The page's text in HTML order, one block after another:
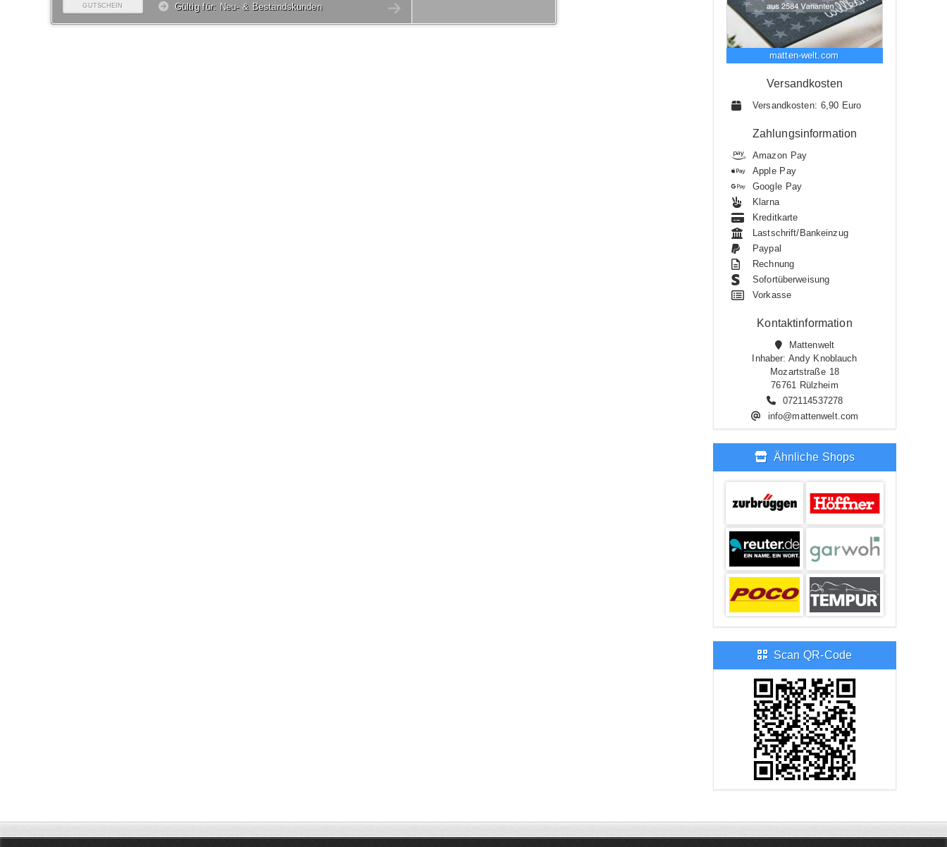
GUTSCHEIN
Gültig für: Neu- & Bestandskunden
matten-welt.com
Versandkosten
Versandkosten: 6,90 Euro
Zahlungsinformation
Amazon Pay
Apple Pay
Google Pay
Klarna
Kreditkarte
Lastschrift/Bankeinzug
Paypal
Rechnung
Sofortüberweisung
Vorkasse
Kontaktinformation
Mattenwelt
Inhaber: Andy Knoblauch
Mozartstraße 18
76761 Rülzheim
072114537278
info@mattenwelt.com
Ähnliche Shops
Scan QR-Code